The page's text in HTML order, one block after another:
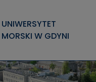
UNIWERSYTET
MORSKI W GDYNI